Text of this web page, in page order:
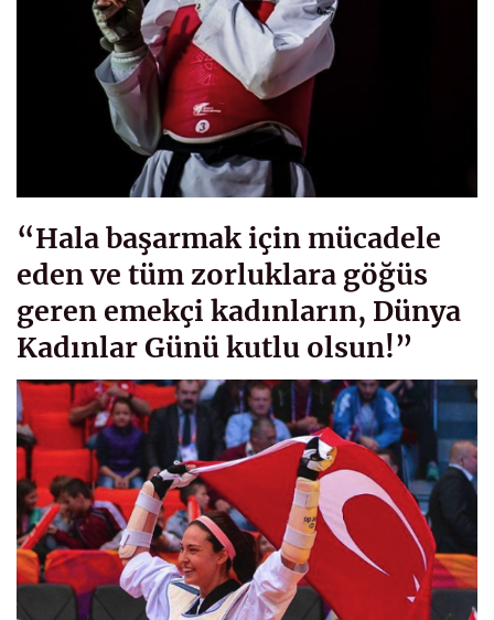
“Hala başarmak için mücadele
eden ve tüm zorluklara göğüs
geren emekçi kadınların, Dünya
Kadınlar Günü kutlu olsun!”